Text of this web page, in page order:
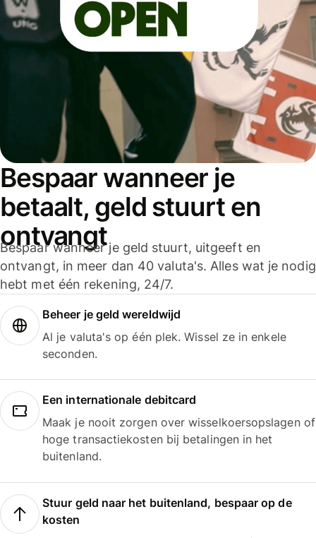
Bespaar wanneer je
betaalt, geld stuurt en
ontvangt
Bespaar wanneer je geld stuurt, uitgeeft en
ontvangt, in meer dan 40 valuta's. Alles wat je nodig
hebt met één rekening, 24/7.
Beheer je geld wereldwijd
Al je valuta's op één plek. Wissel ze in enkele
seconden.
Een internationale debitcard
Maak je nooit zorgen over wisselkoersopslagen of
hoge transactiekosten bij betalingen in het
buitenland.
Stuur geld naar het buitenland, bespaar op de
kosten